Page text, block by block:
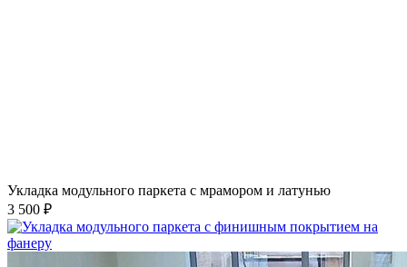
Укладка модульного паркета с мрамором и латунью
3 500 ₽